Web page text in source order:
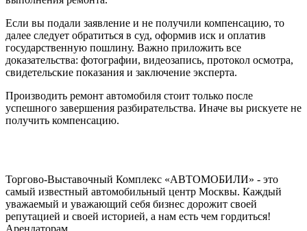
Если вы подали заявление и не получили компенсацию, то
далее следует обратиться в суд, оформив иск и оплатив
государственную пошлину. Важно приложить все
доказательства: фотографии, видеозапись, протокол осмотра,
свидетельские показания и заключение эксперта.
Производить ремонт автомобиля стоит только после
успешного завершения разбирательства. Иначе вы рискуете не
получить компенсацию.
Торгово-Выставочный Комплекс «АВТОМОБИЛИ» - это
самый известный автомобильный центр Москвы. Каждый
уважаемый и уважающий себя бизнес дорожит своей
репутацией и своей историей, а нам есть чем гордиться!
Арендаторам